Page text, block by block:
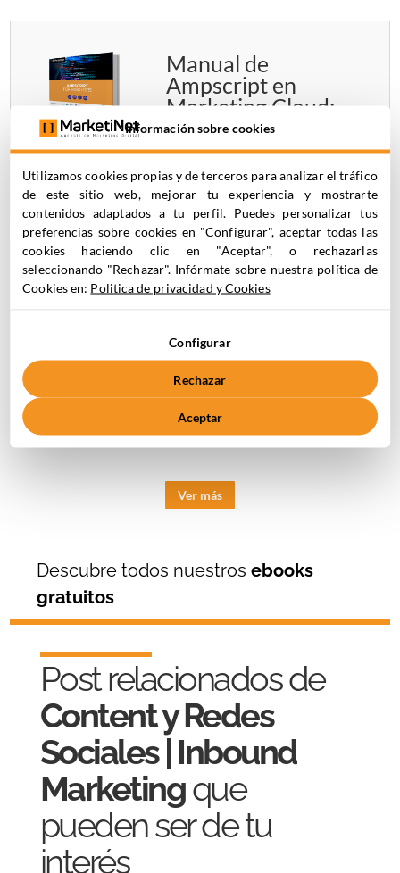
Manual de
Ampscript en
Marketing Cloud:
aprende el lenguaje
de automatización
paso a paso
EBook Estrategia
desarrolla
campañas efectivas
para B2B y B2C
Ver más
Descubre todos nuestrosebooks
gratuitos
Post relacionados de
Content y Redes
Sociales | Inbound
Marketingque
pueden ser de tu
interés
Información sobre cookies
Utilizamos cookies propias y de terceros para analizar el tráfico
de este sitio web, mejorar tu experiencia y mostrarte
contenidos adaptados a tu perfil. Puedes personalizar tus
preferencias sobre cookies en "Configurar", aceptar todas las
cookies haciendo clic en "Aceptar", o rechazarlas
seleccionando "Rechazar". Infórmate sobre nuestra política de
Cookies en: Politica de privacidad y Cookies
Configurar
Rechazar
Aceptar